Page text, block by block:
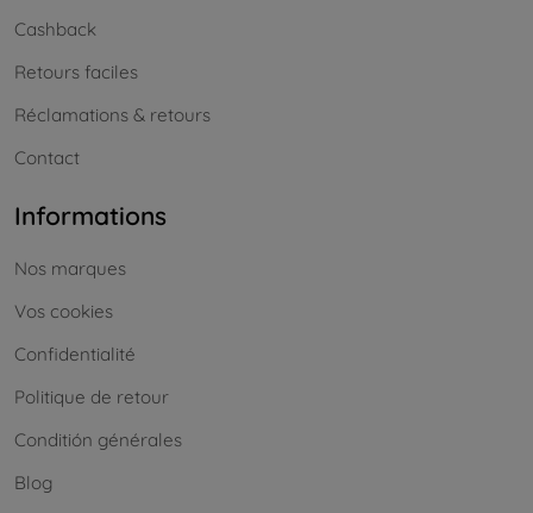
Cashback
Retours faciles
Réclamations & retours
Contact
Informations
Nos marques
Vos cookies
Confidentialité
Politique de retour
Conditión générales
Blog